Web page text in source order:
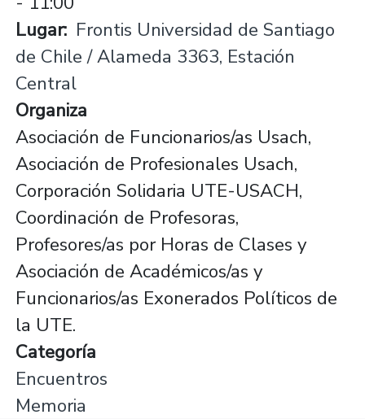
Lugar Frontis Universidad de Santiago
de Chile / Alameda 3363, Estación
Central
Organiza
Asociación de Funcionarios/as Usach,
Asociación de Profesionales Usach,
Corporación Solidaria UTE-USACH,
Coordinación de Profesoras,
Profesores/as por Horas de Clases y
Asociación de Académicos/as y
Funcionarios/as Exonerados Políticos de
la UTE.
Categoría
Encuentros
Memoria